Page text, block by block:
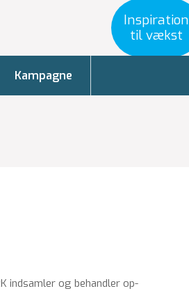
Inspiration
til vækst
Kampagne
ind­sam­ler og be­hand­ler op­